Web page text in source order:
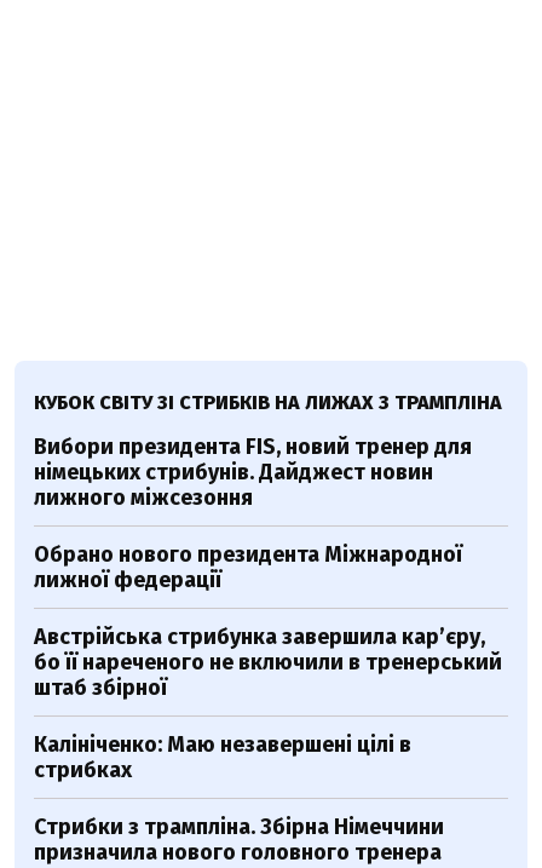
КУБОК СВІТУ ЗІ СТРИБКІВ НА ЛИЖАХ З ТРАМПЛІНА
Вибори президента FIS, новий тренер для
німецьких стрибунів. Дайджест новин
лижного міжсезоння
Обрано нового президента Міжнародної
лижної федерації
Австрійська стрибунка завершила кар’єру,
бо її нареченого не включили в тренерський
штаб збірної
Калініченко: Маю незавершені цілі в
стрибках
Стрибки з трампліна. Збірна Німеччини
призначила нового головного тренера